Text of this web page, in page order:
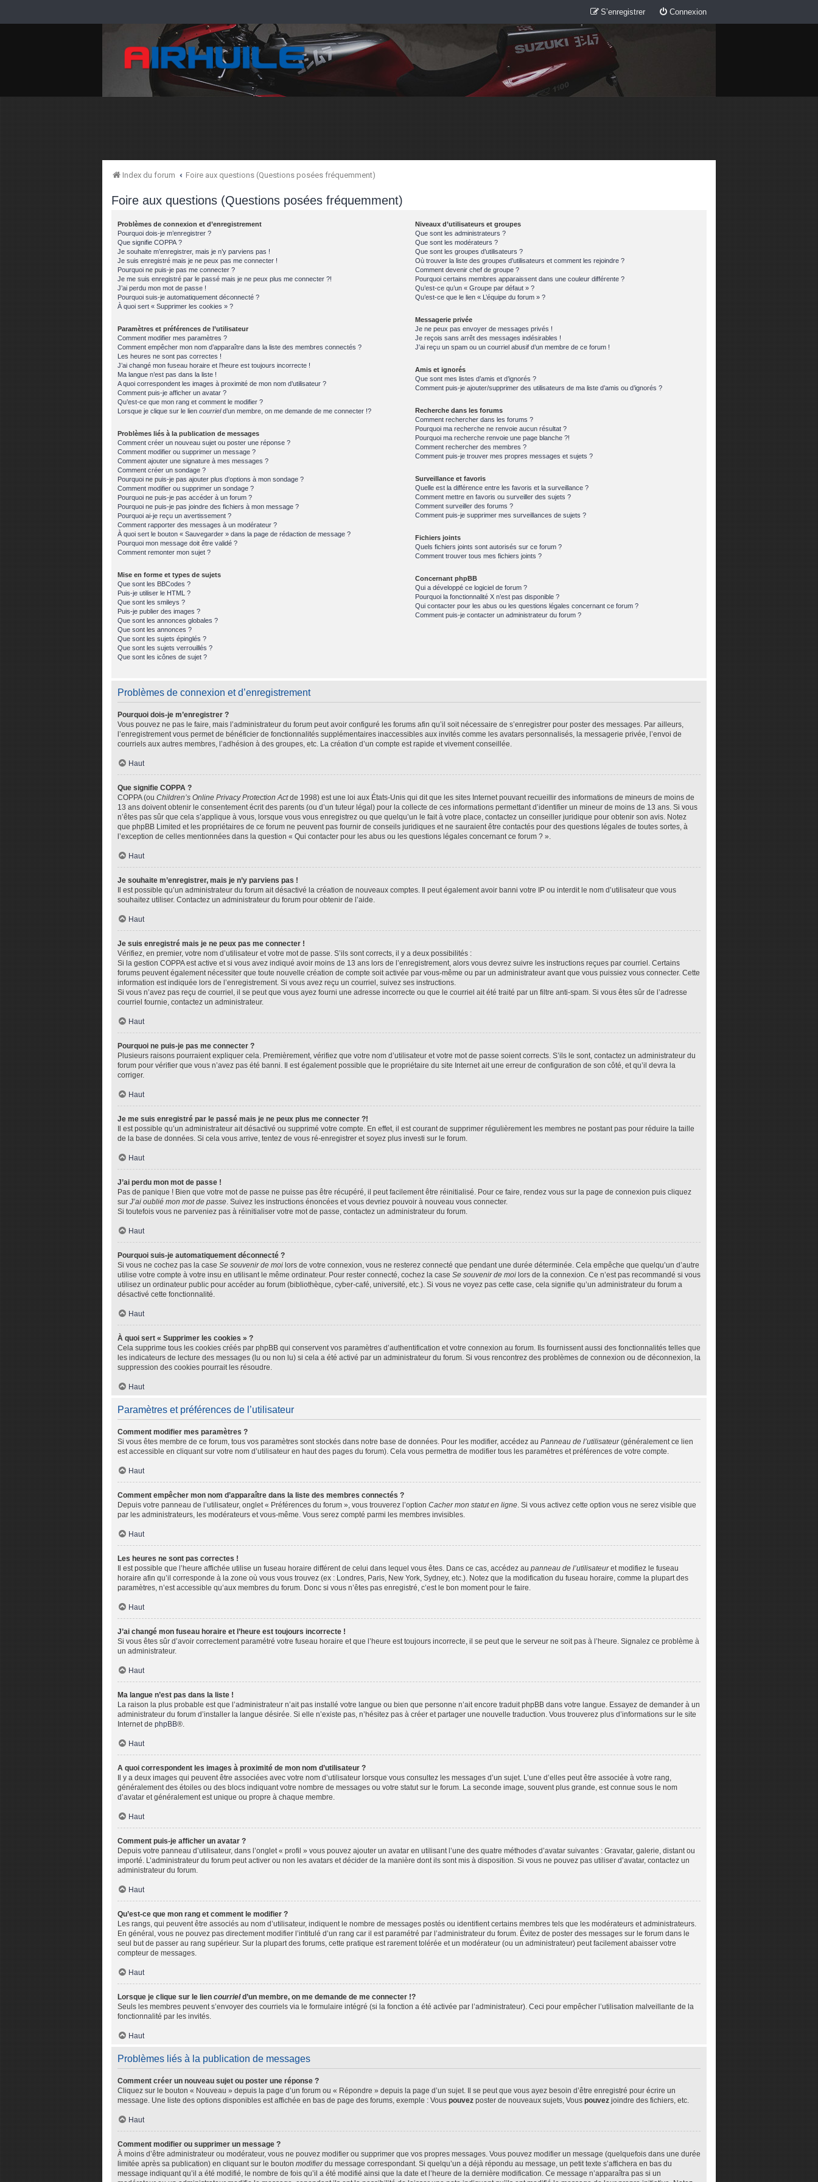
Connexion
S’enregistrer
Index du forum Foire aux questions (Questions posées fréquemment)
Foire aux questions (Questions posées fréquemment)
Problèmes de connexion et d’enregistrement
Pourquoi dois-je m’enregistrer ?
Que signifie COPPA ?
Je souhaite m’enregistrer, mais je n’y parviens pas !
Je suis enregistré mais je ne peux pas me connecter !
Pourquoi ne puis-je pas me connecter ?
Je me suis enregistré par le passé mais je ne peux plus me connecter ?!
J’ai perdu mon mot de passe !
Pourquoi suis-je automatiquement déconnecté ?
À quoi sert « Supprimer les cookies » ?
Paramètres et préférences de l’utilisateur
Comment modifier mes paramètres ?
Comment empêcher mon nom d’apparaître dans la liste des membres connectés ?
Les heures ne sont pas correctes !
J’ai changé mon fuseau horaire et l’heure est toujours incorrecte !
Ma langue n’est pas dans la liste !
A quoi correspondent les images à proximité de mon nom d’utilisateur ?
Comment puis-je afficher un avatar ?
Qu’est-ce que mon rang et comment le modifier ?
Lorsque je clique sur le lien courrield’un membre, on me demande de me connecter !?
Problèmes liés à la publication de messages
Comment créer un nouveau sujet ou poster une réponse ?
Comment modifier ou supprimer un message ?
Comment ajouter une signature à mes messages ?
Comment créer un sondage ?
Pourquoi ne puis-je pas ajouter plus d’options à mon sondage ?
Comment modifier ou supprimer un sondage ?
Pourquoi ne puis-je pas accéder à un forum ?
Pourquoi ne puis-je pas joindre des fichiers à mon message ?
Pourquoi ai-je reçu un avertissement ?
Comment rapporter des messages à un modérateur ?
À quoi sert le bouton « Sauvegarder » dans la page de rédaction de message ?
Pourquoi mon message doit être validé ?
Comment remonter mon sujet ?
Mise en forme et types de sujets
Que sont les BBCodes ?
Puis-je utiliser le HTML ?
Que sont les smileys ?
Puis-je publier des images ?
Que sont les annonces globales ?
Que sont les annonces ?
Que sont les sujets épinglés ?
Que sont les sujets verrouillés ?
Que sont les icônes de sujet ?
Niveaux d’utilisateurs et groupes
Que sont les administrateurs ?
Que sont les modérateurs ?
Que sont les groupes d’utilisateurs ?
Où trouver la liste des groupes d’utilisateurs et comment les rejoindre ?
Comment devenir chef de groupe ?
Pourquoi certains membres apparaissent dans une couleur différente ?
Qu’est-ce qu’un « Groupe par défaut » ?
Qu’est-ce que le lien « L’équipe du forum » ?
Messagerie privée
Je ne peux pas envoyer de messages privés !
Je reçois sans arrêt des messages indésirables !
J’ai reçu un spam ou un courriel abusif d’un membre de ce forum !
Amis et ignorés
Que sont mes listes d’amis et d’ignorés ?
Comment puis-je ajouter/supprimer des utilisateurs de ma liste d’amis ou d’ignorés ?
Recherche dans les forums
Comment rechercher dans les forums ?
Pourquoi ma recherche ne renvoie aucun résultat ?
Pourquoi ma recherche renvoie une page blanche ?!
Comment rechercher des membres ?
Comment puis-je trouver mes propres messages et sujets ?
Surveillance et favoris
Quelle est la différence entre les favoris et la surveillance ?
Comment mettre en favoris ou surveiller des sujets ?
Comment surveiller des forums ?
Comment puis-je supprimer mes surveillances de sujets ?
Fichiers joints
Quels fichiers joints sont autorisés sur ce forum ?
Comment trouver tous mes fichiers joints ?
Concernant phpBB
Qui a développé ce logiciel de forum ?
Pourquoi la fonctionnalité X n’est pas disponible ?
Qui contacter pour les abus ou les questions légales concernant ce forum ?
Comment puis-je contacter un administrateur du forum ?
Problèmes de connexion et d’enregistrement
Pourquoi dois-je m’enregistrer ?
Vous pouvez ne pas le faire, mais l’administrateur du forum peut avoir configuré les forums afin qu’il soit nécessaire de s’enregistrer pour poster des messages. Par ailleurs,
l’enregistrement vous permet de bénéficier de fonctionnalités supplémentaires inaccessibles aux invités comme les avatars personnalisés, la messagerie privée, l’envoi de
courriels aux autres membres, l’adhésion à des groupes, etc. La création d’un compte est rapide et vivement conseillée.
Haut
Que signifie COPPA ?
COPPA (ou Children’s Online Privacy Protection Actde 1998) est une loi aux États-Unis qui dit que les sites Internet pouvant recueillir des informations de mineurs de moins de
13 ans doivent obtenir le consentement écrit des parents (ou d’un tuteur légal) pour la collecte de ces informations permettant d’identifier un mineur de moins de 13 ans. Si vous
n’êtes pas sûr que cela s’applique à vous, lorsque vous vous enregistrez ou que quelqu’un le fait à votre place, contactez un conseiller juridique pour obtenir son avis. Notez
que phpBB Limited et les propriétaires de ce forum ne peuvent pas fournir de conseils juridiques et ne sauraient être contactés pour des questions légales de toutes sortes, à
l’exception de celles mentionnées dans la question « Qui contacter pour les abus ou les questions légales concernant ce forum ? ».
Haut
Je souhaite m’enregistrer, mais je n’y parviens pas !
Il est possible qu’un administrateur du forum ait désactivé la création de nouveaux comptes. Il peut également avoir banni votre IP ou interdit le nom d’utilisateur que vous
souhaitez utiliser. Contactez un administrateur du forum pour obtenir de l’aide.
Haut
Je suis enregistré mais je ne peux pas me connecter !
Vérifiez, en premier, votre nom d’utilisateur et votre mot de passe. S’ils sont corrects, il y a deux possibilités :
Si la gestion COPPA est active et si vous avez indiqué avoir moins de 13 ans lors de l’enregistrement, alors vous devrez suivre les instructions reçues par courriel. Certains
forums peuvent également nécessiter que toute nouvelle création de compte soit activée par vous-même ou par un administrateur avant que vous puissiez vous connecter. Cette
information est indiquée lors de l’enregistrement. Si vous avez reçu un courriel, suivez ses instructions.
Si vous n’avez pas reçu de courriel, il se peut que vous ayez fourni une adresse incorrecte ou que le courriel ait été traité par un filtre anti-spam. Si vous êtes sûr de l’adresse
courriel fournie, contactez un administrateur.
Haut
Pourquoi ne puis-je pas me connecter ?
Plusieurs raisons pourraient expliquer cela. Premièrement, vérifiez que votre nom d’utilisateur et votre mot de passe soient corrects. S’ils le sont, contactez un administrateur du
forum pour vérifier que vous n’avez pas été banni. Il est également possible que le propriétaire du site Internet ait une erreur de configuration de son côté, et qu’il devra la
corriger.
Haut
Je me suis enregistré par le passé mais je ne peux plus me connecter ?!
Il est possible qu’un administrateur ait désactivé ou supprimé votre compte. En effet, il est courant de supprimer régulièrement les membres ne postant pas pour réduire la taille
de la base de données. Si cela vous arrive, tentez de vous ré-enregistrer et soyez plus investi sur le forum.
Haut
J’ai perdu mon mot de passe !
Pas de panique ! Bien que votre mot de passe ne puisse pas être récupéré, il peut facilement être réinitialisé. Pour ce faire, rendez vous sur la page de connexion puis cliquez
sur J’ai oublié mon mot de passe. Suivez les instructions énoncées et vous devriez pouvoir à nouveau vous connecter.
Si toutefois vous ne parveniez pas à réinitialiser votre mot de passe, contactez un administrateur du forum.
Haut
Pourquoi suis-je automatiquement déconnecté ?
Si vous ne cochez pas la case Se souvenir de moi lors de votre connexion, vous ne resterez connecté que pendant une durée déterminée. Cela empêche que quelqu’un d’autre
utilise votre compte à votre insu en utilisant le même ordinateur. Pour rester connecté, cochez la case Se souvenir de moi lors de la connexion. Ce n’est pas recommandé si vous
utilisez un ordinateur public pour accéder au forum (bibliothèque, cyber-café, université, etc.). Si vous ne voyez pas cette case, cela signifie qu’un administrateur du forum a
désactivé cette fonctionnalité.
Haut
À quoi sert « Supprimer les cookies » ?
Cela supprime tous les cookies créés par phpBB qui conservent vos paramètres d’authentification et votre connexion au forum. Ils fournissent aussi des fonctionnalités telles que
les indicateurs de lecture des messages (lu ou non lu) si cela a été activé par un administrateur du forum. Si vous rencontrez des problèmes de connexion ou de déconnexion, la
suppression des cookies pourrait les résoudre.
Haut
Paramètres et préférences de l’utilisateur
Comment modifier mes paramètres ?
Si vous êtes membre de ce forum, tous vos paramètres sont stockés dans notre base de données. Pour les modifier, accédez au Panneau de l’utilisateur(généralement ce lien
est accessible en cliquant sur votre nom d’utilisateur en haut des pages du forum). Cela vous permettra de modifier tous les paramètres et préférences de votre compte.
Haut
Comment empêcher mon nom d’apparaître dans la liste des membres connectés ?
Depuis votre panneau de l’utilisateur, onglet « Préférences du forum », vous trouverez l’option Cacher mon statut en ligne. Si vous activez cette option vous ne serez visible que
par les administrateurs, les modérateurs et vous-même. Vous serez compté parmi les membres invisibles.
Haut
Les heures ne sont pas correctes !
Il est possible que l’heure affichée utilise un fuseau horaire différent de celui dans lequel vous êtes. Dans ce cas, accédez au panneau de l’utilisateuret modifiez le fuseau
horaire afin qu’il corresponde à la zone où vous vous trouvez (ex : Londres, Paris, New York, Sydney, etc.). Notez que la modification du fuseau horaire, comme la plupart des
paramètres, n’est accessible qu’aux membres du forum. Donc si vous n’êtes pas enregistré, c’est le bon moment pour le faire.
Haut
J’ai changé mon fuseau horaire et l’heure est toujours incorrecte !
Si vous êtes sûr d’avoir correctement paramétré votre fuseau horaire et que l’heure est toujours incorrecte, il se peut que le serveur ne soit pas à l’heure. Signalez ce problème à
un administrateur.
Haut
Ma langue n’est pas dans la liste !
La raison la plus probable est que l’administrateur n’ait pas installé votre langue ou bien que personne n’ait encore traduit phpBB dans votre langue. Essayez de demander à un
administrateur du forum d’installer la langue désirée. Si elle n’existe pas, n’hésitez pas à créer et partager une nouvelle traduction. Vous trouverez plus d’informations sur le site
Internet de phpBB®.
Haut
A quoi correspondent les images à proximité de mon nom d’utilisateur ?
Il y a deux images qui peuvent être associées avec votre nom d’utilisateur lorsque vous consultez les messages d’un sujet. L’une d’elles peut être associée à votre rang,
généralement des étoiles ou des blocs indiquant votre nombre de messages ou votre statut sur le forum. La seconde image, souvent plus grande, est connue sous le nom
d’avatar et généralement est unique ou propre à chaque membre.
Haut
Comment puis-je afficher un avatar ?
Depuis votre panneau d’utilisateur, dans l’onglet « profil » vous pouvez ajouter un avatar en utilisant l’une des quatre méthodes d’avatar suivantes : Gravatar, galerie, distant ou
importé. L’administrateur du forum peut activer ou non les avatars et décider de la manière dont ils sont mis à disposition. Si vous ne pouvez pas utiliser d’avatar, contactez un
administrateur du forum.
Haut
Qu’est-ce que mon rang et comment le modifier ?
Les rangs, qui peuvent être associés au nom d’utilisateur, indiquent le nombre de messages postés ou identifient certains membres tels que les modérateurs et administrateurs.
En général, vous ne pouvez pas directement modifier l’intitulé d’un rang car il est paramétré par l’administrateur du forum. Évitez de poster des messages sur le forum dans le
seul but de passer au rang supérieur. Sur la plupart des forums, cette pratique est rarement tolérée et un modérateur (ou un administrateur) peut facilement abaisser votre
compteur de messages.
Haut
Lorsque je clique sur le lien courrield’un membre, on me demande de me connecter !?
Seuls les membres peuvent s’envoyer des courriels via le formulaire intégré (si la fonction a été activée par l’administrateur). Ceci pour empêcher l’utilisation malveillante de la
fonctionnalité par les invités.
Haut
Problèmes liés à la publication de messages
Comment créer un nouveau sujet ou poster une réponse ?
Cliquez sur le bouton « Nouveau » depuis la page d’un forum ou « Répondre » depuis la page d’un sujet. Il se peut que vous ayez besoin d’être enregistré pour écrire un
message. Une liste des options disponibles est affichée en bas de page des forums, exemple : Vous pouvez poster de nouveaux sujets, Vous pouvez joindre des fichiers, etc.
Haut
Comment modifier ou supprimer un message ?
À moins d’être administrateur ou modérateur, vous ne pouvez modifier ou supprimer que vos propres messages. Vous pouvez modifier un message (quelquefois dans une durée
limitée après sa publication) en cliquant sur le bouton modifierdu message correspondant. Si quelqu’un a déjà répondu au message, un petit texte s’affichera en bas du
message indiquant qu’il a été modifié, le nombre de fois qu’il a été modifié ainsi que la date et l’heure de la dernière modification. Ce message n’apparaîtra pas si un